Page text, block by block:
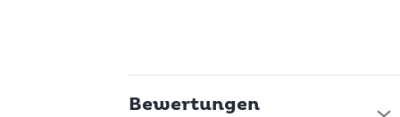
Bewertungen